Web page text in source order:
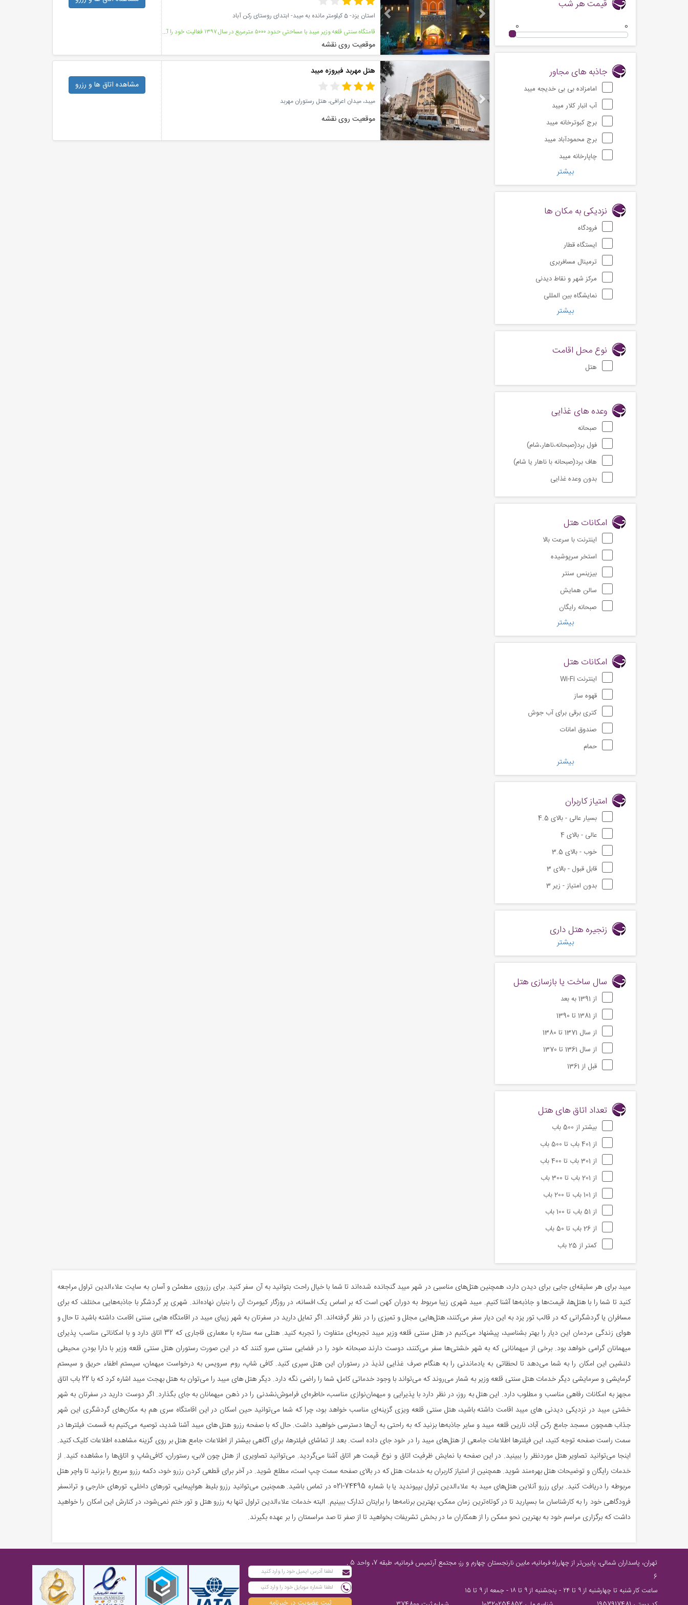
قیمت هر شب
0 0
جاذبه های مجاور
امامزاده بی بی خدیجه میبد
آب انبار کلار میبد
برج کبوترخانه میبد
برج محمودآباد میبد
چاپارخانه میبد
بیشتر
نزدیکی به مکان ها
فرودگاه
ایستگاه قطار
ترمینال مسافربری
مرکز شهر و نقاط دیدنی
نمایشگاه بین المللی
بیشتر
نوع محل اقامت
هتل
وعده های غذایی
صبحانه
فول برد(صبحانه،ناهار،شام)
هاف برد(صبحانه با ناهار یا شام)
بدون وعده غذایی
امکانات هتل
اینترنت با سرعت بالا
استخر سرپوشیده
بیزینس سنتر
سالن همایش
صبحانه رایگان
بیشتر
امکانات هتل
اینترنت Wi-Fi
قهوه ساز
کتری برقی برای آب جوش
صندوق امانات
حمام
بیشتر
امتیاز کاربران
بسیار عالی - بالای 4.5
عالی - بالای 4
خوب - بالای 3.5
قابل قبول - بالای 3
بدون امتیاز - زیر 3
زنجیره هتل داری
بیشتر
سال ساخت یا بازسازی هتل
از 1391 به بعد
از 1381 تا 1390
از سال 1371 تا 1380
از سال 1361 تا 1370
قبل از 1361
تعداد اتاق های هتل
بیشتر از 500 باب
از 401 باب تا 500 باب
از 301 باب تا 400 باب
از 201 باب تا 300 باب
از 101 باب تا 200 باب
از 51 باب تا 100 باب
از 26 باب تا 50 باب
کمتر از 25 باب
استان یزد- 5 کیلومتر مانده به میبد- ابتدای روستای رکن آباد
قامتگاه سنتی قلعه وزیر میبد با مساحتی حدود ۵۰۰۰ مترمربع در سال ۱۳۹۷ فعالیت خود را آغاز نموده است. ای
موقعیت روی نقشه
Previous
هتل مهربد فیروزه میبد
میبد، میدان اعرافی، هتل رستوران مهربد
موقعیت روی نقشه
مشاهده اتاق ها و رزرو
میبد برای هر سلیقه‌ای جایی برای دیدن دارد، همچنین هتل‌های مناسبی در شهر میبد گنجانده شده‌اند تا شما با خیال راحت بتوانید به آن سفر کنید. برای رزروی مطمئن و آسان به سایت علاءالدین تراول مراجعه
کنید تا شما را با هتل‌ها، قیمت‌ها و جاذبه‌ها آشنا کنیم. میبد شهری زیبا مربوط به دوران کهن است که بر اساس یک افسانه، در روزگار کیومرث آن را بنیان نهاده‌اند. شهری پر گردشگر با جاذبه‌هایی مختلف که برای
مسافران یا گردشگرانی که در قالب تور یزد به این دیار سفر می‌کنند، هتل‌هایی مجلل و تمیزی را در نظر گرفته‌اند. اگر تمایل دارید در سفرتان به شهر زیبای میبد در اقامتگاه هایی سنتی اقامت داشته باشید تا حال و
هوای زندگی مردمان این دیار را بهتر بشناسید، پیشنهاد می‌کنیم در هتل سنتی قلعه وزیر میبد تجربه‌ای متفاوت را تجربه کنید. هتلی سه ستاره با معماری قاجاری که 32 اتاق دارد و با امکاناتی مناسب پذیرای
میهمانان گرامی خواهد بود. برخی از میهمانانی که به شهر خشتی‌ها سفر می‌کنند، دوست دارند صبحانه خود را در فضایی سنتی سرو کنند که در این صورت رستوران هتل سنتی قلعه وزیر با دارا بودنِ محیطی
دلنشین این امکان را به شما می‌دهد تا لحظاتی به یادماندنی را به هنگام صرف غذایی لذیذ در رستوران این هتل سپری کنید. کافی شاپ، روم سرویس به درخواست میهمان، سیستم اطفاء حریق و سیستم
گرمایشی و سرمایشی دیگر خدمات هتل سنتی قلعه وزیر به شمار می‌روند که می‌تواند با وجود خدماتی کامل، شما را راضی نگه دارد. دیگر هتل های میبد را می‌توان به هتل بهجت میبد اشاره کرد که با 22 باب اتاق
مجهز به امکانات رفاهی مناسب و مطلوب دارد. این هتل به روز، در نظر دارد با پذیرایی و میهمان‌نوازی مناسب، خاطره‌ای فراموش‌نشدنی را در ذهن میهمانان به جای بگذارد. اگر دوست دارید در سفرتان به شهر
خشتی میبد در نزدیکی دیدنی های میبد اقامت داشته باشید، هتل سنتی قلعه ویزی گزینه‌ای مناسب خواهد بود، چرا که شما می‌توانید حین اسکان در این اقامتگاه سری هم به مکان‌های گردشگری این شهر
جذاب همچون مسجد جامع رکن آباد، نارین قلعه میبد و سایر جاذبه‌ها بزنید که به راحتی به آن‌ها دسترسی خواهید داشت. حال که با صفحه رزرو هتل های میبد آشنا شدید، توصیه می‌کنیم به قسمت فیلترها در
سمت راست صفحه توجه کنید، این فیلترها اطلاعات جامعی از هتل‌های میبد را در خود جای داده است. بعد از تماشای فیلترها، برای آگاهی بیشتر از اطلاعات جامع هتل بر روی گزینه مشاهده اطلاعات کلیک کنید.
اینجا می‌توانید تصاویر هتل موردنظر را ببینید. در این صفحه با نمایش ظرفیت اتاق و نوع قیمت هر اتاق آشنا می‌گردید. می‌توانید تصاویری از هتل چون لابی، رستوران، کافی‌شاپ و اتاق‌ها را مشاهده کنید. از
خدمات رایگان و توضیحات هتل بهره‌مند شوید. همچنین از امتیاز کاربران به خدمات هتل که در بالای صفحه سمت چپ است، مطلع شوید. در آخر برای قطعی کردن رزرو خود، دکمه رزرو سریع را بزنید تا واچر هتل
مربوطه را دریافت کنید. برای رزرو آنلاین هتل‌های میبد به علاءالدین تراول بپیوندید یا با شماره 74495-021 در تماس باشید. همچنین می‌توانید رزرو بلیط هواپیمایی، تورهای داخلی، تورهای خارجی و ترانسفر
فرودگاهی خود را به کارشناسان ما بسپارید تا در کوتاه‌ترین زمان ممکن، بهترین برنامه‌ها را برایتان تدارک ببینیم. البته خدمات علاءالدین تراول تنها به رزرو هتل و تور ختم نمی‌شود، در کنارش این امکان را خواهید
داشت که برگزاری مراسم خود به بهترین نحو ممکن را از همکاران ما در بخش تشریفات بخواهید تا از صفر تا صد مراسمتان را بر عهده بگیرند.
تهران، پاسداران شمالی، پایین‌تر از چهارراه فرمانیه، مابین نارنجستان چهارم و رز، مجتمع آرتمیس فرمانیه، طبقه 7، واحد 5 ,
6
ساعت كار شنبه تا چهارشنبه از ٩ تا ٢٤ - پنجشنبه از ٩ تا ١٨ - جمعه از ٩ تا ١٥